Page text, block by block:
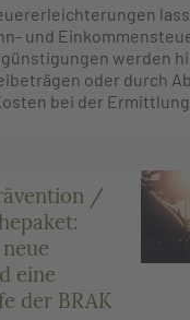
und
werden
oder durch
bei der
/
eine
der BRAK